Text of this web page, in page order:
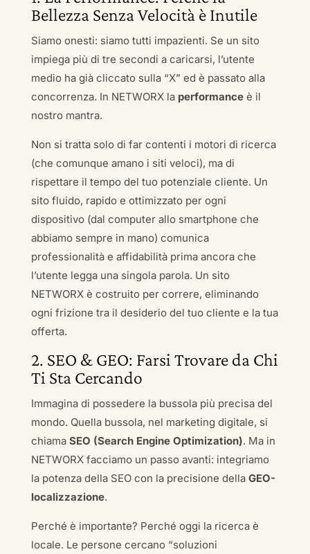
Bellezza Senza Velocità è Inutile
Siamo onesti: siamo tutti impazienti. Se un sito
impiega più di tre secondi a caricarsi, l’utente
medio ha già cliccato sulla “X” ed è passato alla
concorrenza. In NETWORX la performanceè il
nostro mantra.
Non si tratta solo di far contenti i motori di ricerca
(che comunque amano i siti veloci), ma di
rispettare il tempo del tuo potenziale cliente. Un
sito fluido, rapido e ottimizzato per ogni
dispositivo (dal computer allo smartphone che
abbiamo sempre in mano) comunica
professionalità e affidabilità prima ancora che
l’utente legga una singola parola. Un sito
NETWORX è costruito per correre, eliminando
ogni frizione tra il desiderio del tuo cliente e la tua
offerta.
2. SEO & GEO: Farsi Trovare da Chi
Ti Sta Cercando
Immagina di possedere la bussola più precisa del
mondo. Quella bussola, nel marketing digitale, si
chiama SEO (Search Engine Optimization). Ma in
NETWORX facciamo un passo avanti: integriamo
la potenza della SEO con la precisione della GEO-
localizzazione.
Perché è importante? Perché oggi la ricerca è
locale. Le persone cercano “soluzioni